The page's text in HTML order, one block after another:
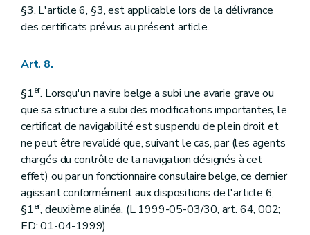
§3. L'article 6, §3, est applicable lors de la délivrance
des certificats prévus au présent article.
Art. 8.
§1er. Lorsqu'un navire belge a subi une avarie grave ou
que sa structure a subi des modifications importantes, le
certificat de navigabilité est suspendu de plein droit et
ne peut être revalidé que, suivant le cas, par (les agents
chargés du contrôle de la navigation désignés à cet
effet) ou par un fonctionnaire consulaire belge, ce dernier
agissant conformément aux dispositions de l'article 6,
§1er, deuxième alinéa. (L 1999-05-03/30, art. 64, 002;
ED: 01-04-1999)